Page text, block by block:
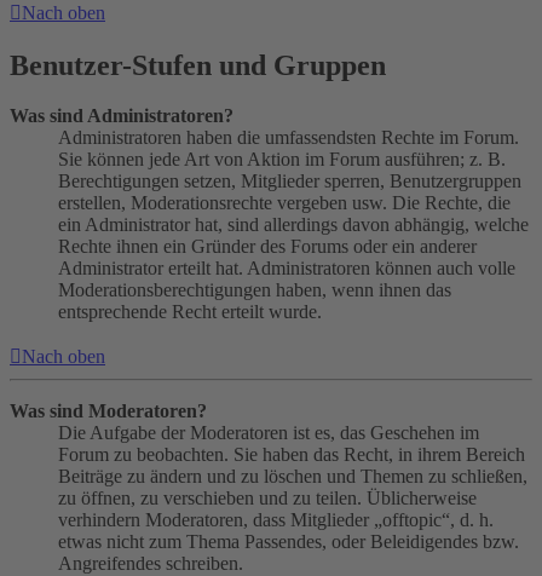
Nach oben
Benutzer-Stufen und Gruppen
Was sind Administratoren?
Administratoren haben die umfassendsten Rechte im Forum.
Sie können jede Art von Aktion im Forum ausführen; z. B.
Berechtigungen setzen, Mitglieder sperren, Benutzergruppen
erstellen, Moderationsrechte vergeben usw. Die Rechte, die
ein Administrator hat, sind allerdings davon abhängig, welche
Rechte ihnen ein Gründer des Forums oder ein anderer
Administrator erteilt hat. Administratoren können auch volle
Moderationsberechtigungen haben, wenn ihnen das
entsprechende Recht erteilt wurde.
Nach oben
Was sind Moderatoren?
Die Aufgabe der Moderatoren ist es, das Geschehen im
Forum zu beobachten. Sie haben das Recht, in ihrem Bereich
Beiträge zu ändern und zu löschen und Themen zu schließen,
zu öffnen, zu verschieben und zu teilen. Üblicherweise
verhindern Moderatoren, dass Mitglieder „offtopic“, d. h.
etwas nicht zum Thema Passendes, oder Beleidigendes bzw.
Angreifendes schreiben.